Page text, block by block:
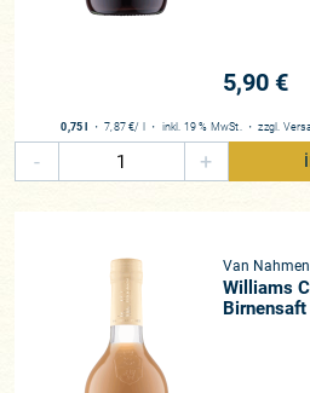
5,90 €
0,75 l ・7,87 €/ l ・ inkl. 19 % MwSt.・zzgl.
- +
Van Nahmen
Williams